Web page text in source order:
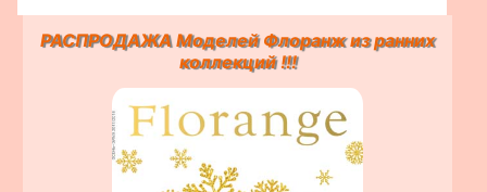
РАСПРОДАЖА Моделей Флоранж из ранних
коллекций !!!